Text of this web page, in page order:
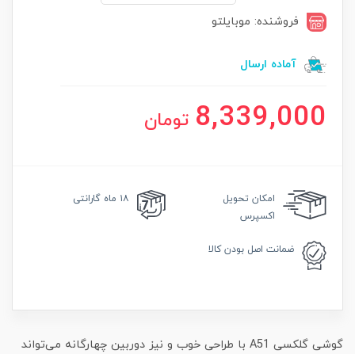
فروشنده: موبایلتو
آماده ارسال
8,339,000 تومان
امکان تحویل
اکسپرس
۱۸ ماه گارانتی
ضمانت اصل بودن کالا
گوشی گلکسی A51 با طراحی خوب و نیز دوربین چهارگانه می‌تواند